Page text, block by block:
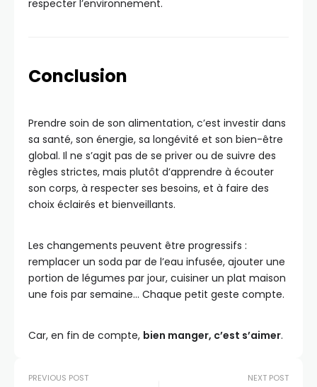
respecter l’environnement.
Conclusion
Prendre soin de son alimentation, c’est investir dans
sa santé, son énergie, sa longévité et son bien-être
global. Il ne s’agit pas de se priver ou de suivre des
règles strictes, mais plutôt d’apprendre à écouter
son corps, à respecter ses besoins, et à faire des
choix éclairés et bienveillants.
Les changements peuvent être progressifs :
remplacer un soda par de l’eau infusée, ajouter une
portion de légumes par jour, cuisiner un plat maison
une fois par semaine… Chaque petit geste compte.
Car, en fin de compte, bien manger, c’est s’aimer.
PREVIOUS POST NEXT POST